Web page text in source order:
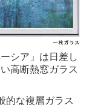
シア」は日差し
高断熱窓ガラス
的な複層ガラス